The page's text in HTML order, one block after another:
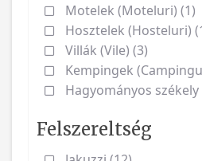
Motelek (Moteluri) (1)
Hosztelek (Hosteluri)
Villák (Vile) (3)
Kempingek
Hagyományos székely
Felszereltség